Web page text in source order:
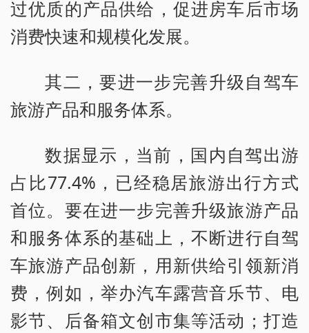
过优质的产品供给，促进房车后市场
消费快速和规模化发展。
其二，要进一步完善升级自驾车
旅游产品和服务体系。
数据显示，当前，国内自驾出游
占比77.4%，已经稳居旅游出行方式
首位。要在进一步完善升级旅游产品
和服务体系的基础上，不断进行自驾
车旅游产品创新，用新供给引领新消
费，例如，举办汽车露营音乐节、电
影节、后备箱文创市集等活动；打造